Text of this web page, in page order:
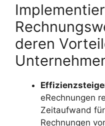
deren
eRechnungen
Zeitaufwand
Rechnungen